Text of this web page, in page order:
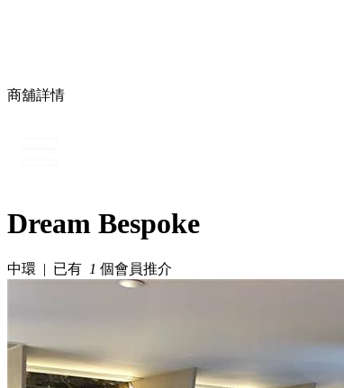
商舖詳情
Dream Bespoke
中環 | 已有 1 個會員推介